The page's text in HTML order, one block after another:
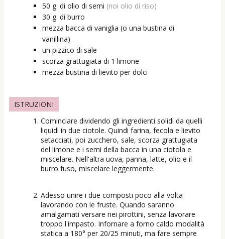
50 g. di olio di semi (noi olio di riso)
30 g. di burro
mezza bacca di vaniglia (o una bustina di
vanillina)
un pizzico di sale
scorza grattugiata di 1 limone
mezza bustina di lievito per dolci
ISTRUZIONI
Cominciare dividendo gli ingredienti solidi da quelli
liquidi in due ciotole. Quindi farina, fecola e lievito
setacciati, poi zucchero, sale, scorza grattugiata
del limone e i semi della bacca in una ciotola e
miscelare. Nell'altra uova, panna, latte, olio e il
burro fuso, miscelare leggermente.
Adesso unire i due composti poco alla volta
lavorando con le fruste. Quando saranno
amalgamati versare nei pirottini, senza lavorare
troppo l'impasto. Infornare a forno caldo modalità
statica a 180° per 20/25 minuti, ma fare sempre